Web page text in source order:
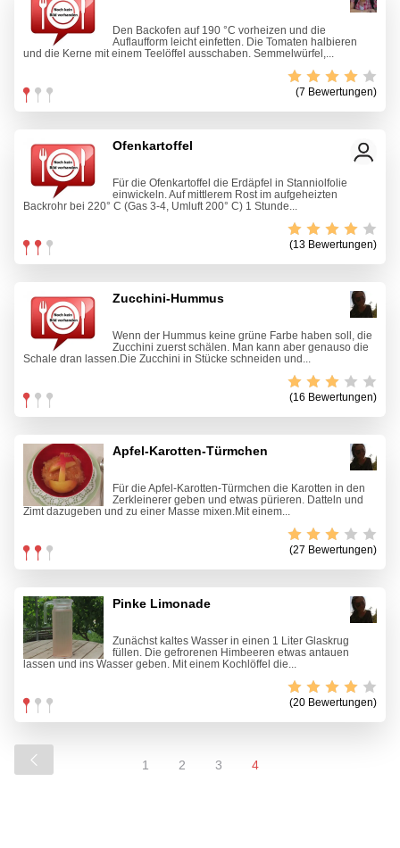
Den Backofen auf 190 °C vorheizen und die
Auflaufform leicht einfetten. Die Tomaten halbieren
und die Kerne mit einem Teelöffel ausschaben. Semmelwürfel,...
(7 Bewertungen)
Ofenkartoffel
Für die Ofenkartoffel die Erdäpfel in Stanniolfolie
einwickeln. Auf mittlerem Rost im aufgeheizten
Backrohr bei 220° C (Gas 3-4, Umluft 200° C) 1 Stunde...
(13 Bewertungen)
Zucchini-Hummus
Wenn der Hummus keine grüne Farbe haben soll, die
Zucchini zuerst schälen. Man kann aber genauso die
Schale dran lassen.Die Zucchini in Stücke schneiden und...
(16 Bewertungen)
Apfel-Karotten-Türmchen
Für die Apfel-Karotten-Türmchen die Karotten in den
Zerkleinerer geben und etwas pürieren. Datteln und
Zimt dazugeben und zu einer Masse mixen.Mit einem...
(27 Bewertungen)
Pinke Limonade
Zunächst kaltes Wasser in einen 1 Liter Glaskrug
füllen. Die gefrorenen Himbeeren etwas antauen
lassen und ins Wasser geben. Mit einem Kochlöffel die...
(20 Bewertungen)
1 2 3 4